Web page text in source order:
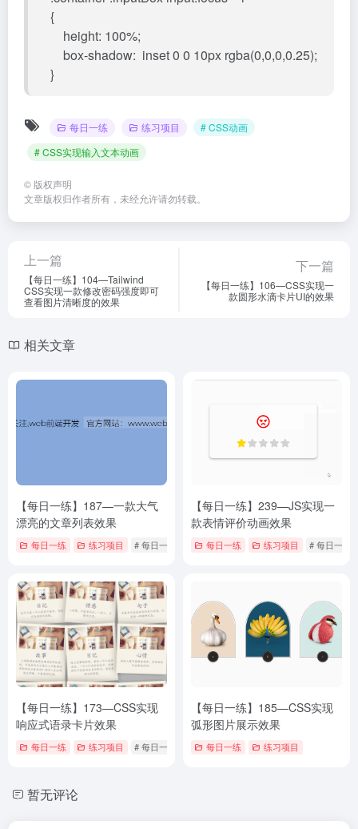
{
height: 100%;
box-shadow: inset 0 0 10px rgba(0,0,0,0.25);
}
每日一练 练习项目
# CSS动画
# CSS实现输入文本动画
© 版权声明
文章版权归作者所有，未经允许请勿转载。
上一篇
【每日一练】104—Tailwind
CSS实现一款修改密码强度即可
查看图片清晰度的效果
下一篇
【每日一练】106—CSS实现一
款圆形水滴卡片UI的效果
相关文章
【每日一练】187—一款大气
漂亮的文章列表效果
每日一练 练习项目 # 每日一练
【每日一练】239—JS实现一
款表情评价动画效果
每日一练 练习项目 # 每日一练
【每日一练】173—CSS实现
响应式语录卡片效果
每日一练 练习项目 # 每日一练
【每日一练】185—CSS实现
弧形图片展示效果
每日一练 练习项目
暂无评论